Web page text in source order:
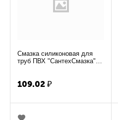
Смазка силиконовая для
труб ПВХ "СантехСмазка"
109.02 ₽